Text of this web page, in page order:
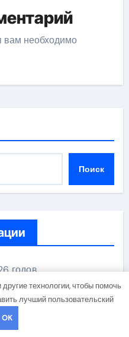
вам необходимо
Поиск
годов
серии Pro
технологии, чтобы помочь
лучший пользовательский
OK